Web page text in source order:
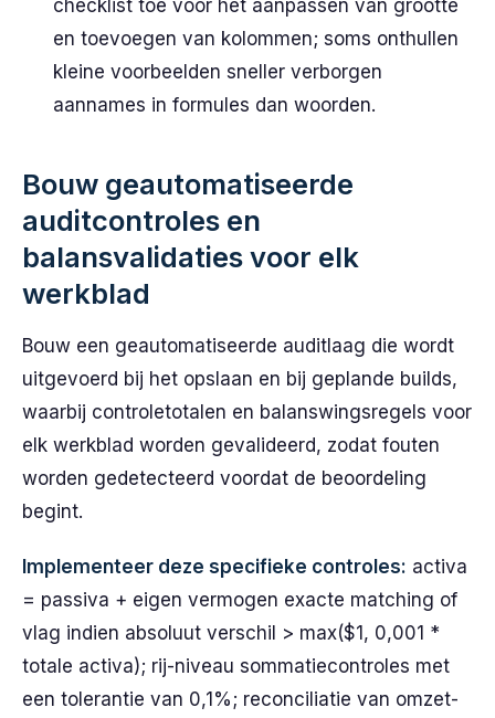
checklist toe voor het aanpassen van grootte
en toevoegen van kolommen; soms onthullen
kleine voorbeelden sneller verborgen
aannames in formules dan woorden.
Bouw geautomatiseerde
auditcontroles en
balansvalidaties voor elk
werkblad
Bouw een geautomatiseerde auditlaag die wordt
uitgevoerd bij het opslaan en bij geplande builds,
waarbij controletotalen en balanswingsregels voor
elk werkblad worden gevalideerd, zodat fouten
worden gedetecteerd voordat de beoordeling
begint.
Implementeer deze specifieke controles: activa
= passiva + eigen vermogen exacte matching of
vlag indien absoluut verschil > max($1, 0,001 *
totale activa); rij-niveau sommatiecontroles met
een tolerantie van 0,1%; reconciliatie van omzet-